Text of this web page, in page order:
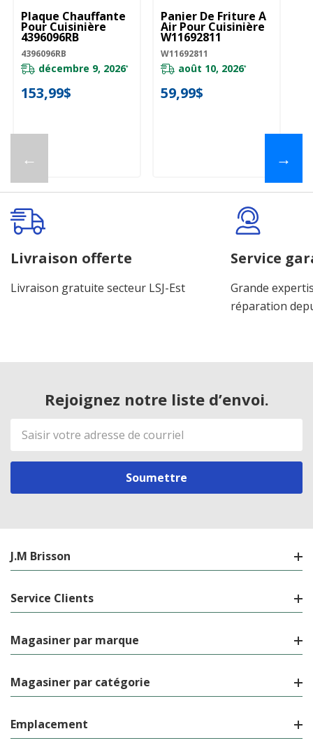
←
Plaque Chauffante
Pour Cuisinière
4396096RB
4396096RB
décembre 9, 2026*
153,99$
Panier De Friture À
Air Pour Cuisinière
W11692811
W11692811
août 10, 2026*
59,99$
→
Livraison offerte
Livraison gratuite secteur LSJ-Est
Service
Grande
réparation
Rejoignez notre liste d’envoi.
Adresse
de
courriel
J.M Brisson
Service Clients
Magasiner par marque
Magasiner par catégorie
Emplacement